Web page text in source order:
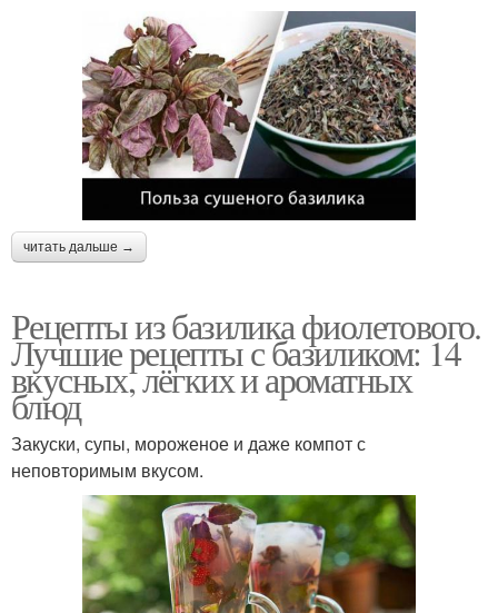
читать дальше →
Рецепты из базилика фиолетового.
Лучшие рецепты с базиликом: 14
вкусных, лёгких и ароматных
блюд
Закуски, супы, мороженое и даже компот с
неповторимым вкусом.